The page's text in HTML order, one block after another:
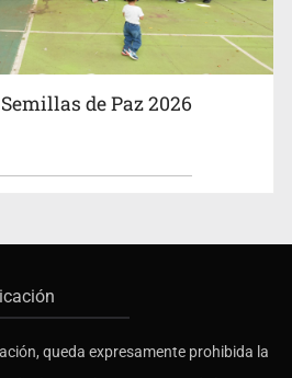
de Paz 2026
queda expresamente prohibida la